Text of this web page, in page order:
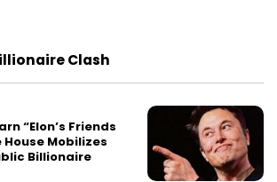
Clash
“Elon’s Friends
House Mobilizes
Billionaire